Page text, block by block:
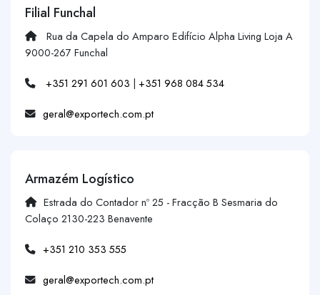
Filial Funchal
Rua da Capela do Amparo Edifício Alpha Living Loja A
9000-267 Funchal
+351 291 601 603 | +351 968 084 534
geral@exportech.com.pt
Armazém Logístico
Estrada do Contador nº 25 - Fracção B Sesmaria do
Colaço 2130-223 Benavente
+351 210 353 555
geral@exportech.com.pt